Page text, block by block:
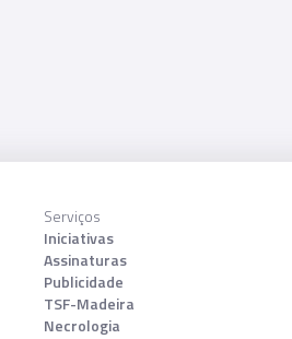
Serviços
Iniciativas
Assinaturas
Publicidade
TSF-Madeira
Necrologia